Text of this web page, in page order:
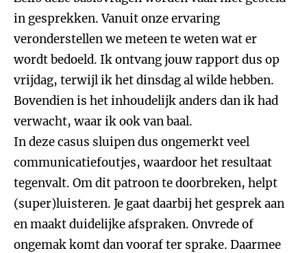
in gesprekken. Vanuit onze ervaring
veronderstellen we meteen te weten wat er
wordt bedoeld. Ik ontvang jouw rapport dus op
vrijdag, terwijl ik het dinsdag al wilde hebben.
Bovendien is het inhoudelijk anders dan ik had
verwacht, waar ik ook van baal.
In deze casus sluipen dus ongemerkt veel
communicatiefoutjes, waardoor het resultaat
tegenvalt. Om dit patroon te doorbreken, helpt
(super)luisteren. Je gaat daarbij het gesprek aan
en maakt duidelijke afspraken. Onvrede of
ongemak komt dan vooraf ter sprake. Daarmee